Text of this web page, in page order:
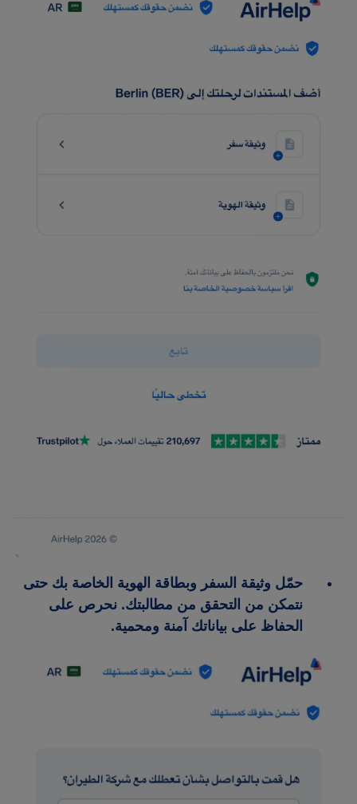
حمّل وثيقة السفر وبطاقة الهوية الخاصة بك حتى
نتمكن من التحقق من مطالبتك. نحرص على
الحفاظ على بياناتك آمنة ومحمية.